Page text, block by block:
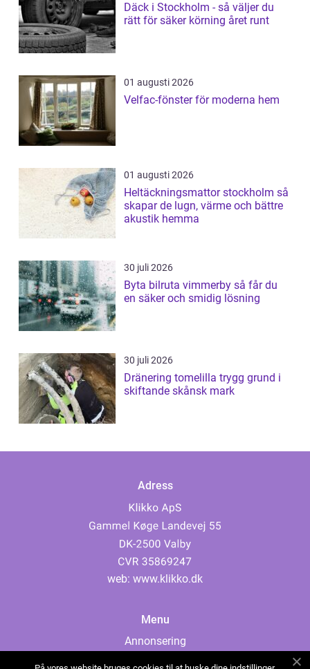
Däck i Stockholm - så väljer du
rätt för säker körning året runt
01 augusti 2026
Velfac-fönster för moderna hem
01 augusti 2026
Heltäckningsmattor stockholm så
skapar de lugn, värme och bättre
akustik hemma
30 juli 2026
Byta bilruta vimmerby så får du
en säker och smidig lösning
30 juli 2026
Dränering tomelilla trygg grund i
skiftande skånsk mark
Adress
web: www.klikko.dk
Menu
Annonsering